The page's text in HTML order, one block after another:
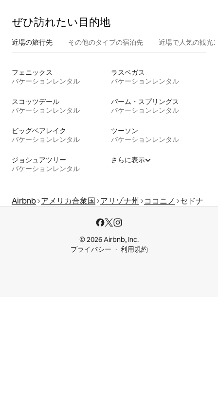
ぜひ訪⁠れ⁠た⁠い目⁠的⁠地
近場の旅行先 その他のタ⁠イ⁠プ⁠の宿⁠泊⁠先 近場で人気の観光
フェニックス
バケーションレンタル
ラスベガス
バケーションレンタル
スコッツデール
バケーションレンタル
パーム・スプリングス
バケーションレンタル
ビッグベアレイク
バケーションレンタル
ツーソン
バケーションレンタル
ジョシュアツリー
バケーションレンタル
さらに表示
Airbnb アメリカ合衆国 アリゾナ州 ココニノ セドナ
© 2026 Airbnb, Inc.
プライバシー
利用規約